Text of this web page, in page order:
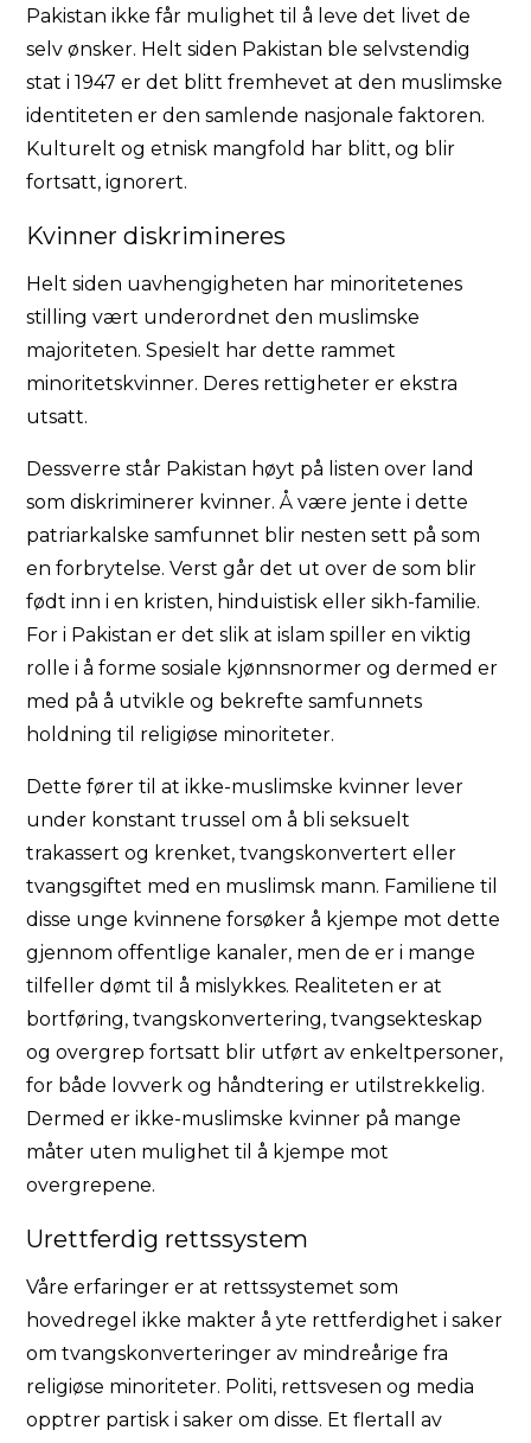
Pakistan ikke får mulighet til å leve det livet de
selv ønsker. Helt siden Pakistan ble selvstendig
stat i 1947 er det blitt fremhevet at den muslimske
identiteten er den samlende nasjonale faktoren.
Kulturelt og etnisk mangfold har blitt, og blir
fortsatt, ignorert.
Kvinner diskrimineres
Helt siden uavhengigheten har minoritetenes
stilling vært underordnet den muslimske
majoriteten. Spesielt har dette rammet
minoritetskvinner. Deres rettigheter er ekstra
utsatt.
Dessverre står Pakistan høyt på listen over land
som diskriminerer kvinner. Å være jente i dette
patriarkalske samfunnet blir nesten sett på som
en forbrytelse. Verst går det ut over de som blir
født inn i en kristen, hinduistisk eller sikh-familie.
For i Pakistan er det slik at islam spiller en viktig
rolle i å forme sosiale kjønnsnormer og dermed er
med på å utvikle og bekrefte samfunnets
holdning til religiøse minoriteter.
Dette fører til at ikke-muslimske kvinner lever
under konstant trussel om å bli seksuelt
trakassert og krenket, tvangskonvertert eller
tvangsgiftet med en muslimsk mann. Familiene til
disse unge kvinnene forsøker å kjempe mot dette
gjennom offentlige kanaler, men de er i mange
tilfeller dømt til å mislykkes. Realiteten er at
bortføring, tvangskonvertering, tvangsekteskap
og overgrep fortsatt blir utført av enkeltpersoner,
for både lovverk og håndtering er utilstrekkelig.
Dermed er ikke-muslimske kvinner på mange
måter uten mulighet til å kjempe mot
overgrepene.
Urettferdig rettssystem
Våre erfaringer er at rettssystemet som
hovedregel ikke makter å yte rettferdighet i saker
om tvangskonverteringer av mindreårige fra
religiøse minoriteter. Politi, rettsvesen og media
opptrer partisk i saker om disse. Et flertall av